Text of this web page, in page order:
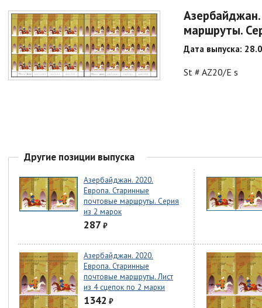
маршруты.
Дата выпуска:
St # AZ20/E s
Другие позиции выпуска
Азербайджан. 2020.
Европа. Старинные
почтовые маршруты. Серия
из 2 марок
287 ₽
Азербайджан. 2020.
Европа. Старинные
почтовые маршруты. Лист
из 4 сцепок по 2 марки
1342 ₽